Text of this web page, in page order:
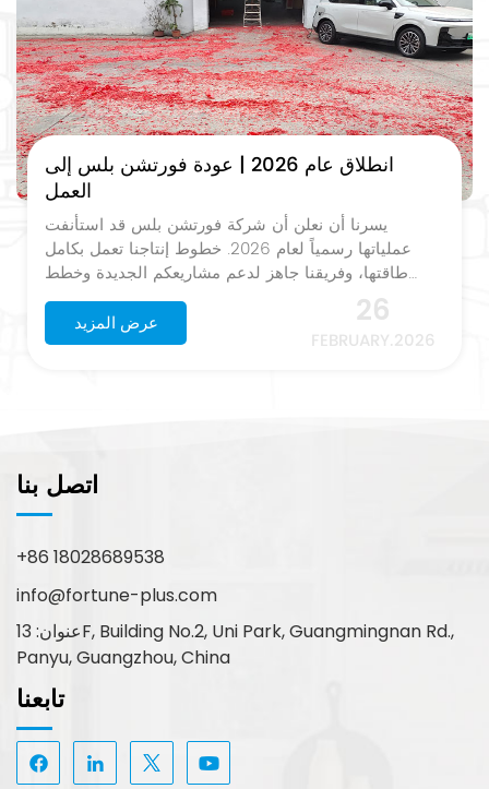
انطلاق عام 2026 | عودة فورتشن بلس إلى
العمل
يسرنا أن نعلن أن شركة فورتشن بلس قد استأنفت
عملياتها رسمياً لعام 2026. خطوط إنتاجنا تعمل بكامل
طاقتها، وفريقنا جاهز لدعم مشاريعكم الجديدة وخطط
الشراء للعام المقبل. بصفتنا شركة تصنيع محترفة لأدوات
الأثاث - بما في ذلك مفصلات الخزائن، ومسارات الأدراج،
ومسارات التثبيت السفلية، وأنظمة الصناديق المزدوجة،
الاستفسارات وتقديم عروض الأسعار بشكل كامل نتقدم
بجزيل الشكر لعملائنا الكرام على ثقتهم ودعمهم
القائمة وبناء شراكات جديدة على مستوى العالم. قابلونا
في المعارض الدولية يسعدنا هذا الربيع المشاركة في
حدثين صناعيين: معرض غوانزو إنترزوم - مارس رقم
الجناح: 13.2B11 معرض كانتون – أبريل نرحب بكم بحرارة
لزيارة جناحنا لاستكشاف أحدث حلولنا في مجال تجهيزات
الأثاث، ومناقشة التطورات الجديدة في المنتجات،
واكتشاف فرص التعاون لعام 2026. نرحب بالاستفسارات
والتعاون في عام 2026، نتطلع إلى بناء شراكات جديدة مع
مصنعي الأثاث وموزعي الأجهزة وشركاء القنوات في جميع
أنحاء العالم. إذا كانت لديكم خطط لتطوير منتجات جديدة،
عرض المزيد 26
FEBRUARY.2026
اتصل بنا
+86 18028689538
info@fortune-plus.com
عنوان: 13F, Building No.2, Uni Park, Guangmingnan Rd.,
Panyu, Guangzhou, China
تابعنا